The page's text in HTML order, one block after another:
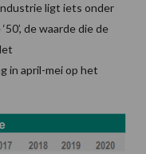
ligt iets onder
de waarde die de
in april-mei op het